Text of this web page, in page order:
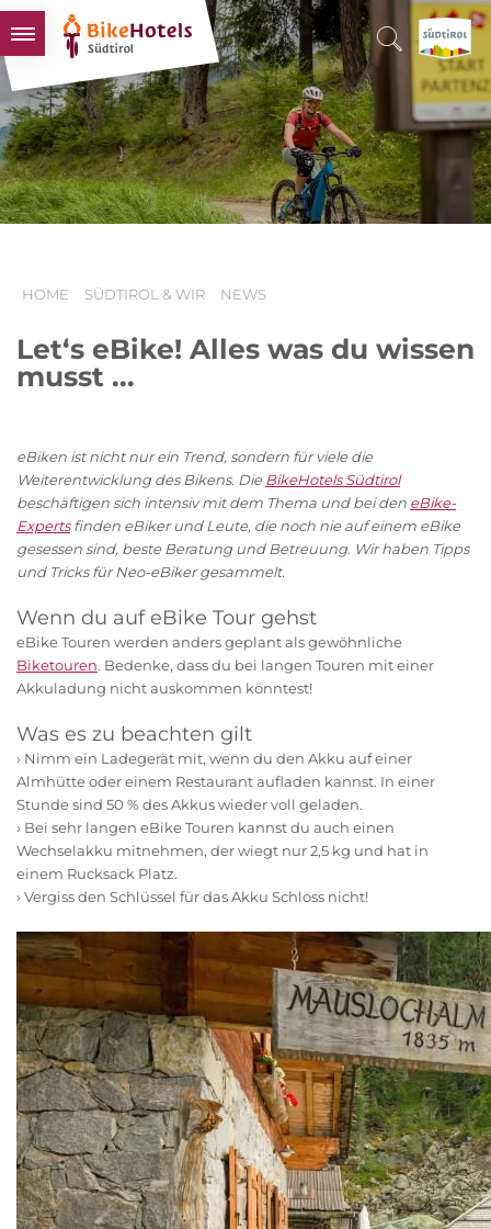
BIKEHOTELS
HOTELS & PAKETE
TOUREN & REVIERE
SÜDTIROL & WIR
HOME SÜDTIROL & WIR NEWS
Let‘s eBike! Alles was du wissen
musst ...
eBiken ist nicht nur ein Trend, sondern für viele die
Weiterentwicklung des Bikens. DieBikeHotels Südtirol
beschäftigen sich intensiv mit dem Thema und bei den eBike-
Expertsfinden eBiker und Leute, die noch nie auf einem eBike
gesessen sind, beste Beratung und Betreuung. Wir haben Tipps
und Tricks für Neo-eBiker gesammelt.
Wenn du auf eBike Tour gehst
eBike Touren werden anders geplant als gewöhnliche
Biketouren. Bedenke, dass du bei langen Touren mit einer
Akkuladung nicht auskommen könntest!
Was es zu beachten gilt
› Nimm ein Ladegerät mit, wenn du den Akku auf einer
Almhütte oder einem Restaurant aufladen kannst. In einer
Stunde sind 50 % des Akkus wieder voll geladen.
› Bei sehr langen eBike Touren kannst du auch einen
Wechselakku mitnehmen, der wiegt nur 2,5 kg und hat in
einem Rucksack Platz.
› Vergiss den Schlüssel für das Akku Schloss nicht!